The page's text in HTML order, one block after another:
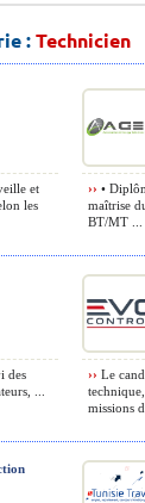
:Technicien
et
les
›› •
maîtrise
BT/MT ...
des
...
›› Le
missions